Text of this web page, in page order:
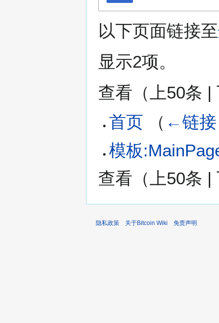
以下页面链接至
显示2项。
查看（ 上50条 |
首页
（ ←链接
模板
查看（ 上50条 |
隐私政策 关于Bitcoin Wiki 免责声明